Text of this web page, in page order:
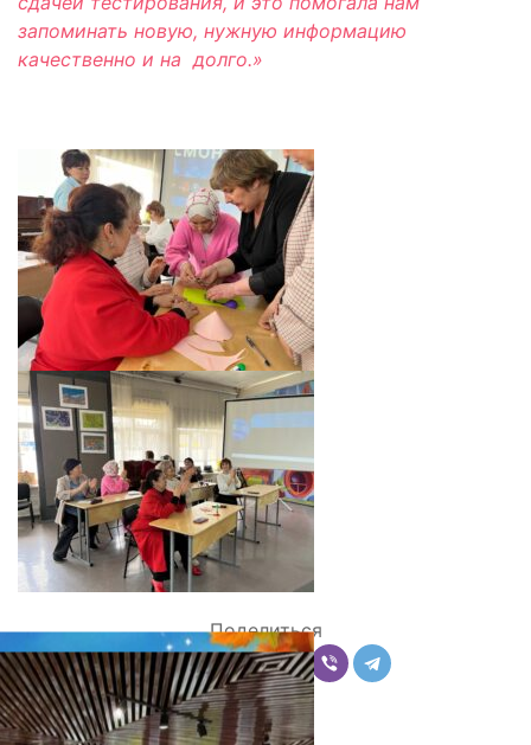
запоминать новую, нужную информацию
качественно и на долго.»
Поделиться
Комментарии